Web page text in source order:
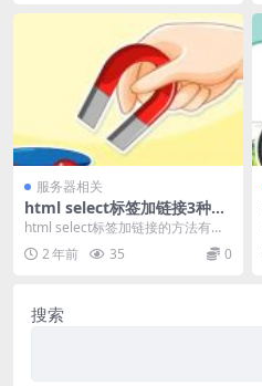
服务器相关
html select标签加链接3种方
法
html select标签加链接的方法有很
多，接下来为大家介绍下几个比较
经典的，...
2 年前 35 0
搜索